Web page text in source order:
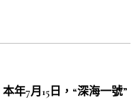
年7月15日，“深海一號”